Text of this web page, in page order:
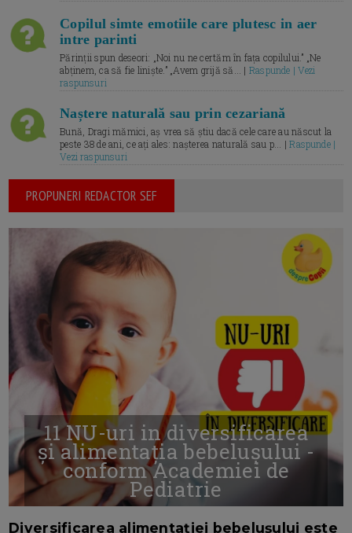
Copilul simte emotiile care plutesc in aer
intre parinti
Părinții spun deseori: „Noi nu ne certăm în fața copilului.” „Ne
abținem, ca să fie liniște.” „Avem grijă să... | Raspunde | Vezi
raspunsuri
Naștere naturală sau prin cezariană
Bună, Dragi mămici, aș vrea să știu dacă cele care au născut la
peste 38 de ani, ce ați ales: nașterea naturală sau p... |Raspunde |
Vezi raspunsuri
PROPUNERI REDACTOR SEF
11 NU-uri in diversificarea
și alimentația bebelușului -
conform Academiei de
Pediatrie
Diversificarea alimentației bebelușului este